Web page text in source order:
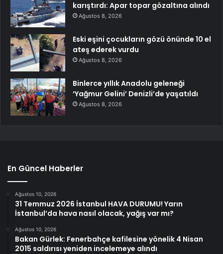
karıştırdı: Apar topar gözaltına alındı
Ağustos 8, 2026
Eski eşini çocukların gözü önünde 10 el
ateş ederek vurdu
Ağustos 8, 2026
Binlerce yıllık Anadolu geleneği
‘Yağmur Gelini’ Denizli’de yaşatıldı
Ağustos 8, 2026
En Güncel Haberler
Ağustos 10, 2026
31 Temmuz 2026 İstanbul HAVA DURUMU! Yarın
İstanbul’da hava nasıl olacak, yağış var mı?
Ağustos 10, 2026
Bakan Gürlek: Fenerbahçe kafilesine yönelik 4 Nisan
2015 saldırısı yeniden incelemeye alındı